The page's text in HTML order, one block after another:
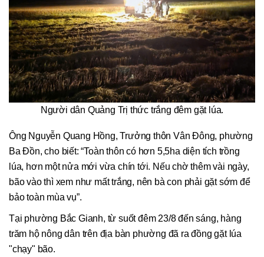
Người dân Quảng Trị thức trắng đêm gặt lúa.
Ông Nguyễn Quang Hồng, Trưởng thôn Vân Đông, phường
Ba Đồn, cho biết: “Toàn thôn có hơn 5,5ha diện tích trồng
lúa, hơn một nửa mới vừa chín tới. Nếu chờ thêm vài ngày,
bão vào thì xem như mất trắng, nên bà con phải gặt sớm để
bảo toàn mùa vụ”.
Tại phường Bắc Gianh, từ suốt đêm 23/8 đến sáng, hàng
trăm hộ nông dân trên địa bàn phường đã ra đồng gặt lúa
"chạy" bão.